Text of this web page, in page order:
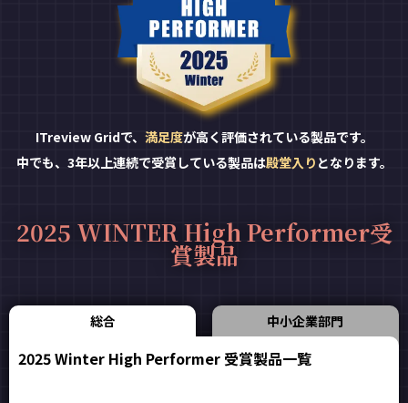
ITreview Gridで、 満足度が高く評価されている製品です。
中でも、3年以上連続で受賞している製品は殿堂入り となります。
2025 WINTER High Performer受
賞製品
総合 中小企業部門
2025 Winter High Performer 受賞製品一覧